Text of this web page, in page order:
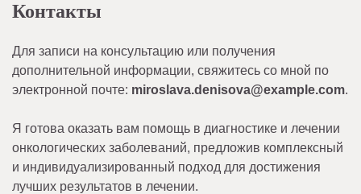
Контакты
Для записи на консультацию или получения
дополнительной информации, свяжитесь со мной по
электронной почте: miroslava.denisova@example.com.
Я готова оказать вам помощь в диагностике и лечении
онкологических заболеваний, предложив комплексный
и индивидуализированный подход для достижения
лучших результатов в лечении.